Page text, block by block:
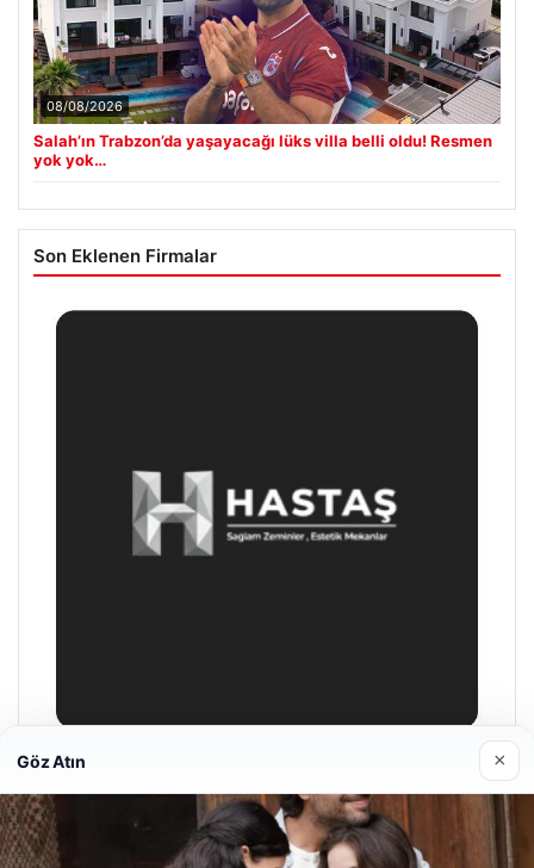
08/08/2026
Salah’ın Trabzon’da yaşayacağı lüks villa belli oldu! Resmen
yok yok…
Son Eklenen Firmalar
04/29/2026
Göz Atın ×